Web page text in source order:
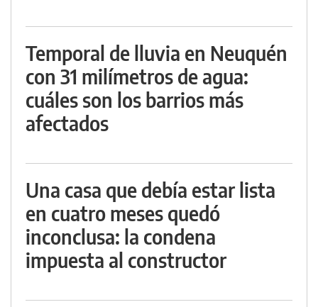
Temporal de lluvia en Neuquén
con 31 milímetros de agua:
cuáles son los barrios más
afectados
Una casa que debía estar lista
en cuatro meses quedó
inconclusa: la condena
impuesta al constructor